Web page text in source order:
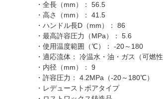
・全長（mm）： 56.5
・高さ（mm）： 41.5
・ハンドル長D（mm）： 86
・最高許容圧力（MPa）： 5.6
・使用温度範囲（℃）： -20～180
・適応流体： 冷温水・油・ガス（可燃
・内径（mm）： 9
・許容圧力： 4.2MPa（-20～180℃）
・レデューストボアタイプ